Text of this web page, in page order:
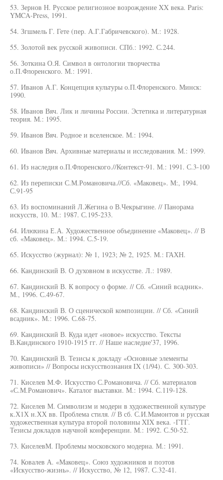
53. Зернов Н. Русское религиозное возрождение XX века. Paris:
YMCA-Press, 1991.
54. Згшмель Г. Гете (пер. А.Г.Габричевского). М.: 1928.
55. Золотой век русской живописи. СПб.: 1992. С.244.
56. Зоткина О.Я. Символ в онтологии творчества
о.П.Флоренского. М.: 1991.
57. Иванов А.Г. Концепция культуры о.П.Флоренского. Минск:
1990.
58. Иванов Вяч. Лик и личины России. Эстетика и литературная
теория. М.: 1995.
59. Иванов Вяч. Родное и вселенское. М.: 1994.
60. Иванов Вяч. Архивные материалы и исследования. М.: 1999.
61. Из наследия о.П.Флоренского.//Контекст-91. М.: 1991. С.3-100
62. Из переписки С.М.Романовича.//Сб. «Маковец». М:, 1994.
С.91-95
63. Из воспоминаний Л.Жегина о В.Чекрыгине. // Панорама
искусств, 10. М.: 1987. С.195-233.
64. Илюхина Е.А. Художественное объединение «Маковец». // В
сб. «Маковец». М.: 1994. С.5-19.
65. Искусство (журнал): № 1, 1923; № 2, 1925. М.: ГАХН.
66. Кандинский В. О духовном в искусстве. Л.: 1989.
67. Кандинский В. К вопросу о форме. // Сб. «Синий всадник».
М., 1996. С.49-67.
68. Кандинский В. О сценической композиции. // Сб. «Синий
всадник». М.: 1996. С.68-75.
69. Кандинский В. Куда идет «новое» искусство. Тексты
В.Кандинского 1910-1915 гг. // Наше наследие'37, 1996.
70. Кандинский В. Тезисы к докладу «Основные элементы
живописи» // Вопросы искусствознания IX (1/94). С. 300-303.
71. Киселев М.Ф. Искусство С.Романовича. // Сб. материалов
«С.М.Романович». Каталог выставки. М.: 1994. С.119-128.
72. Киселев М. Символизм и модерн в художественной культуре
к.Х1Х н.ХХ вв. Проблема стиля. // В сб. С.И.Мамонтов и русская
художественная культура второй половины XIX века. -ГТГ.
Тезисы докладов научной конференции. М.: 1992. С.50-52.
73. КиселевМ. Проблемы московского модерна. М.: 1991.
74. Ковалев А. «Маковец». Союз художников и поэтов
«Искусство-жизнь». // Искусство, № 12, 1987. С.32-41.